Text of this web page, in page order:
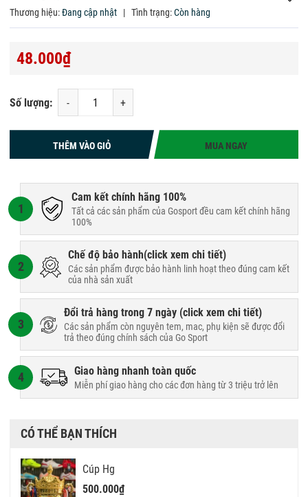
Thương hiệu:Đang cập nhật | Tình trạng:Còn hàng
48.000₫
Số lượng: - +
THÊM VÀO GIỎ MUA NGAY
1
Cam kết chính hãng 100%
Tất cả các sản phẩm của Gosport đều cam kết chính hãng
100%
2
Chế độ bảo hành(click xem chi tiết)
Các sản phẩm được bảo hành linh hoạt theo đúng cam kết
của nhà sản xuất
3
Đổi trả hàng trong 7 ngày (click xem chi tiết)
Các sản phẩm còn nguyên tem, mac, phụ kiện sẽ được đổi
trả theo đúng chính sách của Go Sport
4 Giao hàng nhanh toàn quốc
Miễn phí giao hàng cho các đơn hàng từ 3 triệu trở lên
CÓ THỂ BẠN THÍCH
Cúp Hg
500.000₫